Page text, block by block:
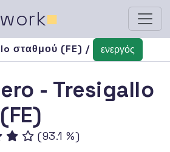
■
σταθμού (FE) / ενεργός
- Tresigallo
(93.1 %)